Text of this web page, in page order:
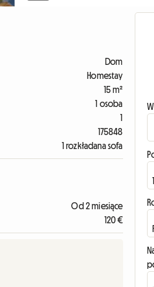
Dom
Homestay
15 m²
1 osoba
1
175848
1 rozkładana sofa
Od 2 miesiące
120 €